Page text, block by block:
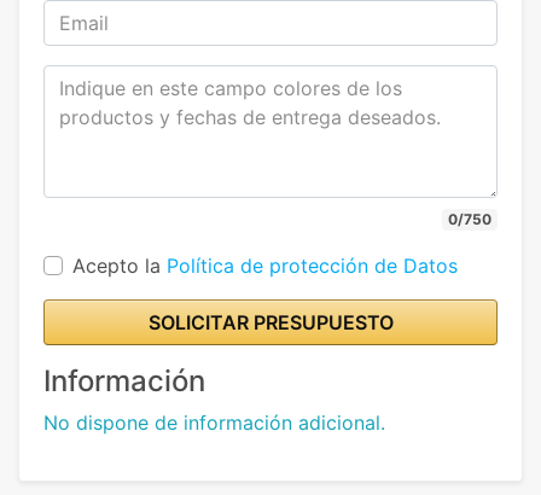
0/750
Acepto la Política de protección de Datos
SOLICITAR PRESUPUESTO
Información
No dispone de información adicional.